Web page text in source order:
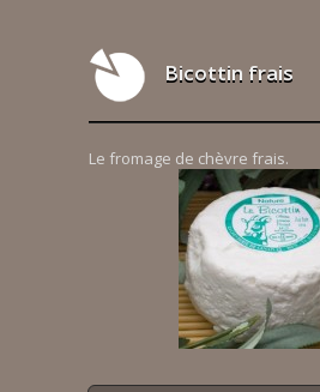
Bicottin frais
Le fromage de chèvre frais.